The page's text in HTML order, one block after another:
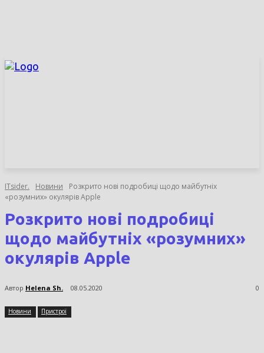
ITsider. Новини
Розкрито нові подробиці щодо майбутніх
«розумних» окулярів Apple
Розкрито нові подробиці
щодо майбутніх «розумних»
окулярів Apple
Автор Helena Sh. 08.05.2020 0
Новини Пристрої